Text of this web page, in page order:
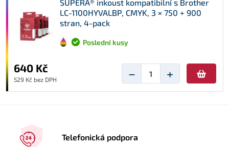
SUPERA® inkoust kompatibilní s Brother
LC-1100HYVALBP, CMYK, 3 × 750 + 900
stran, 4-pack
Poslední kusy
640 Kč
529 Kč bez DPH − +
Telefonická podpora